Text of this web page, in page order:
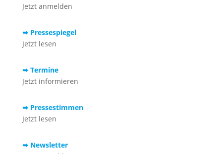
Jetzt anmelden
➥ Pressespiegel
Jetzt lesen
➥ Termine
Jetzt informieren
➥ Pressestimmen
Jetzt lesen
➥ Newsletter